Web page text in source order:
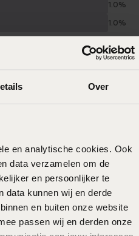
Over
en analytische cookies. Ook
data verzamelen om de
en persoonlijker te
data kunnen wij en derde
en buiten onze website
passen wij en derden onze
1.0%
1.0%
van